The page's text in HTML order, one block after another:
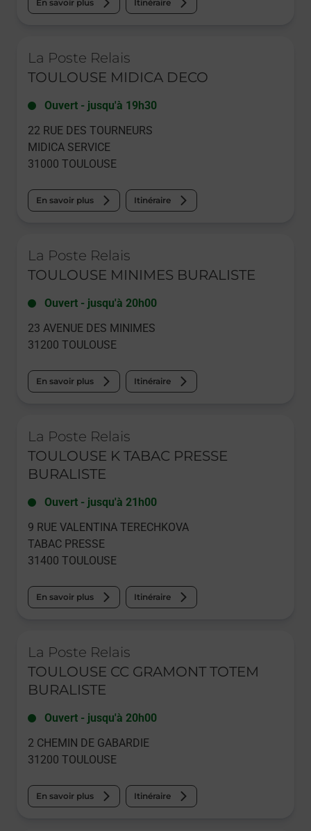
En savoir plus Itinéraire
La Poste Relais
TOULOUSE MIDICA DECO
Ouvert - jusqu'à 19h30
22 RUE DES TOURNEURS
MIDICA SERVICE
31000 TOULOUSE
En savoir plus Itinéraire
La Poste Relais
TOULOUSE MINIMES BURALISTE
Ouvert - jusqu'à 20h00
23 AVENUE DES MINIMES
31200 TOULOUSE
En savoir plus Itinéraire
La Poste Relais
TOULOUSE K TABAC PRESSE
BURALISTE
Ouvert - jusqu'à 21h00
9 RUE VALENTINA TERECHKOVA
TABAC PRESSE
31400 TOULOUSE
En savoir plus Itinéraire
La Poste Relais
TOULOUSE CC GRAMONT TOTEM
BURALISTE
Ouvert - jusqu'à 20h00
2 CHEMIN DE GABARDIE
31200 TOULOUSE
En savoir plus Itinéraire